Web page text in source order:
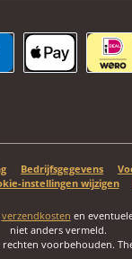
Bedrijfsgegevens
instellingen wijzigen
verzendkosten en
niet anders vermeld.
rechten voorbehouden.